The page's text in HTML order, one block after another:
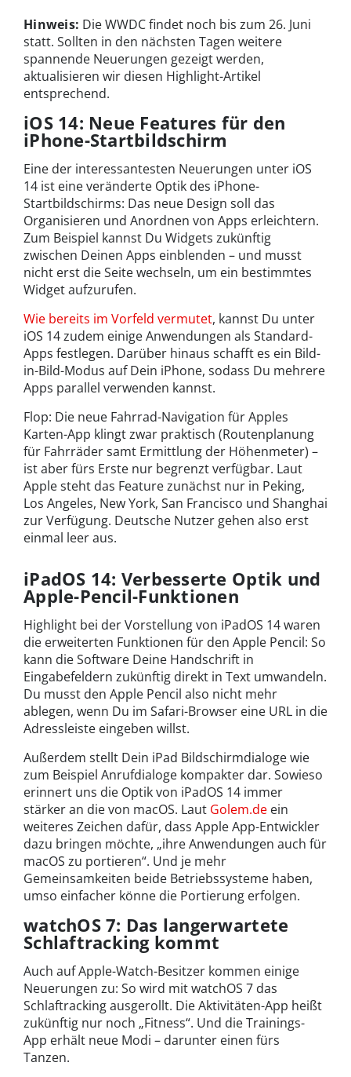
Hinweis: Die WWDC findet noch bis zum 26. Juni
statt. Sollten in den nächsten Tagen weitere
spannende Neuerungen gezeigt werden,
aktualisieren wir diesen Highlight-Artikel
entsprechend.
iOS 14: Neue Features für den
iPhone-Startbildschirm
Eine der interessantesten Neuerungen unter iOS
14 ist eine veränderte Optik des iPhone-
Startbildschirms: Das neue Design soll das
Organisieren und Anordnen von Apps erleichtern.
Zum Beispiel kannst Du Widgets zukünftig
zwischen Deinen Apps einblenden – und musst
nicht erst die Seite wechseln, um ein bestimmtes
Widget aufzurufen.
Wie bereits im Vorfeld vermutet, kannst Du unter
iOS 14 zudem einige Anwendungen als Standard-
Apps festlegen. Darüber hinaus schafft es ein Bild-
in-Bild-Modus auf Dein iPhone, sodass Du mehrere
Apps parallel verwenden kannst.
Flop: Die neue Fahrrad-Navigation für Apples
Karten-App klingt zwar praktisch (Routenplanung
für Fahrräder samt Ermittlung der Höhenmeter) –
ist aber fürs Erste nur begrenzt verfügbar. Laut
Apple steht das Feature zunächst nur in Peking,
Los Angeles, New York, San Francisco und Shanghai
zur Verfügung. Deutsche Nutzer gehen also erst
einmal leer aus.
iPadOS 14: Verbesserte Optik und
Apple-Pencil-Funktionen
Highlight bei der Vorstellung von iPadOS 14 waren
die erweiterten Funktionen für den Apple Pencil: So
kann die Software Deine Handschrift in
Eingabefeldern zukünftig direkt in Text umwandeln.
Du musst den Apple Pencil also nicht mehr
ablegen, wenn Du im Safari-Browser eine URL in die
Adressleiste eingeben willst.
Außerdem stellt Dein iPad Bildschirmdialoge wie
zum Beispiel Anrufdialoge kompakter dar. Sowieso
erinnert uns die Optik von iPadOS 14 immer
stärker an die von macOS. Laut Golem.de ein
weiteres Zeichen dafür, dass Apple App-Entwickler
dazu bringen möchte, „ihre Anwendungen auch für
macOS zu portieren“. Und je mehr
Gemeinsamkeiten beide Betriebssysteme haben,
umso einfacher könne die Portierung erfolgen.
watchOS 7: Das langerwartete
Schlaftracking kommt
Auch auf Apple-Watch-Besitzer kommen einige
Neuerungen zu: So wird mit watchOS 7 das
Schlaftracking ausgerollt. Die Aktivitäten-App heißt
zukünftig nur noch „Fitness“. Und die Trainings-
App erhält neue Modi – darunter einen fürs
Tanzen.